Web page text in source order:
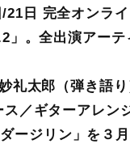
21日 完全オンラ
」。全出演アーテ
礼太郎（弾き語
ス／ギターアレン
ージリン」を３